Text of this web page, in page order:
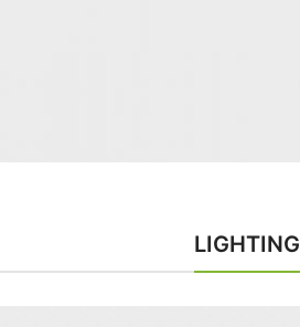
LIGHTING